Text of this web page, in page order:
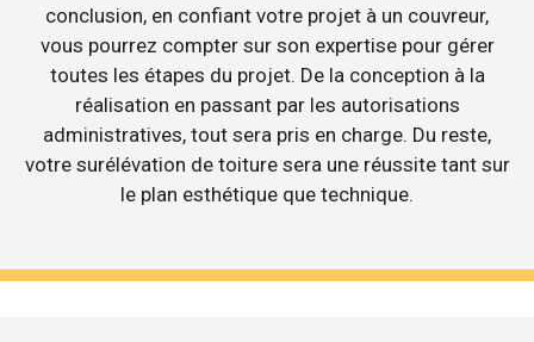
conclusion, en confiant votre projet à un couvreur,
vous pourrez compter sur son expertise pour gérer
toutes les étapes du projet. De la conception à la
réalisation en passant par les autorisations
administratives, tout sera pris en charge. Du reste,
votre surélévation de toiture sera une réussite tant sur
le plan esthétique que technique.